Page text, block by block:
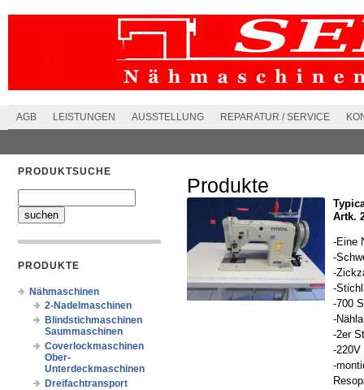
AGB LEISTUNGEN AUSSTELLUNG REPARATUR / SERVICE
PRODUKTSUCHE
PRODUKTE
Nähmaschinen
2-Nadelmaschinen
Blindstichmaschinen
Saummaschinen
Coverlockmaschinen
Ober-
Unterdeckmaschinen
Dreifachtransport
Produkte
Artk.
-Eine
-
-
-
-700
-
-2er
-220V
-